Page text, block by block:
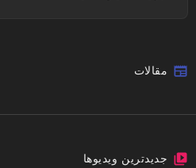
مقالات
جدیدترین ویدیوها